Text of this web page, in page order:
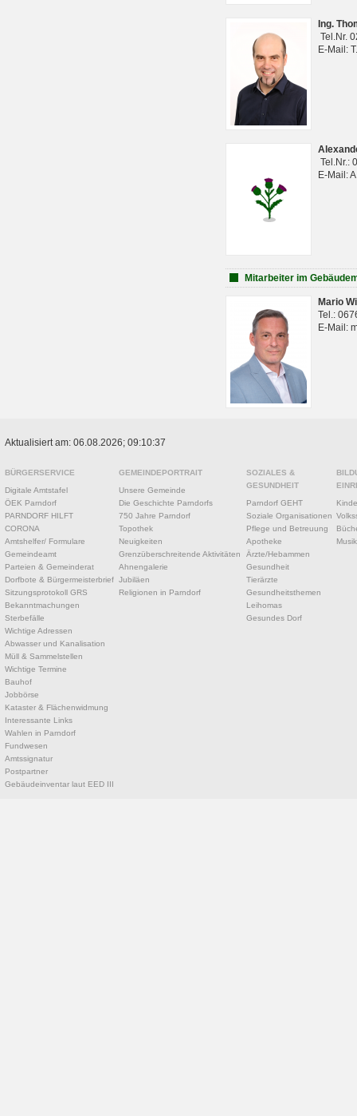
Ing.
Tel.Nr.
E-Mail:
Tel.Nr.:
E-Mail:
Mitarbeiter im
Mario
Tel.:
E-Mail:
Aktualisiert am: 06.08.2026; 09:10:37
BÜRGERSERVICE
Digitale Amtstafel
ÖEK Parndorf
PARNDORF HILFT
CORONA
Amtshelfer/ Formulare
Gemeindeamt
Parteien & Gemeinderat
Dorfbote & Bürgermeisterbrief
Sitzungsprotokoll GRS
Bekanntmachungen
Sterbefälle
Wichtige Adressen
Abwasser und Kanalisation
Müll & Sammelstellen
Wichtige Termine
Bauhof
Jobbörse
Kataster & Flächenwidmung
Interessante Links
Wahlen in Parndorf
Fundwesen
Amtssignatur
Postpartner
Gebäudeinventar laut EED III
GEMEINDEPORTRAIT
Unsere Gemeinde
Die Geschichte Parndorfs
750 Jahre Parndorf
Topothek
Neuigkeiten
Grenzüberschreitende Aktivitäten
Ahnengalerie
Jubiläen
Religionen in Parndorf
SOZIALES &
GESUNDHEIT
Parndorf GEHT
Soziale Organisationen
Pflege und Betreuung
Apotheke
Ärzte/Hebammen
Gesundheit
Tierärzte
Gesundheitsthemen
Leihomas
Gesundes Dorf